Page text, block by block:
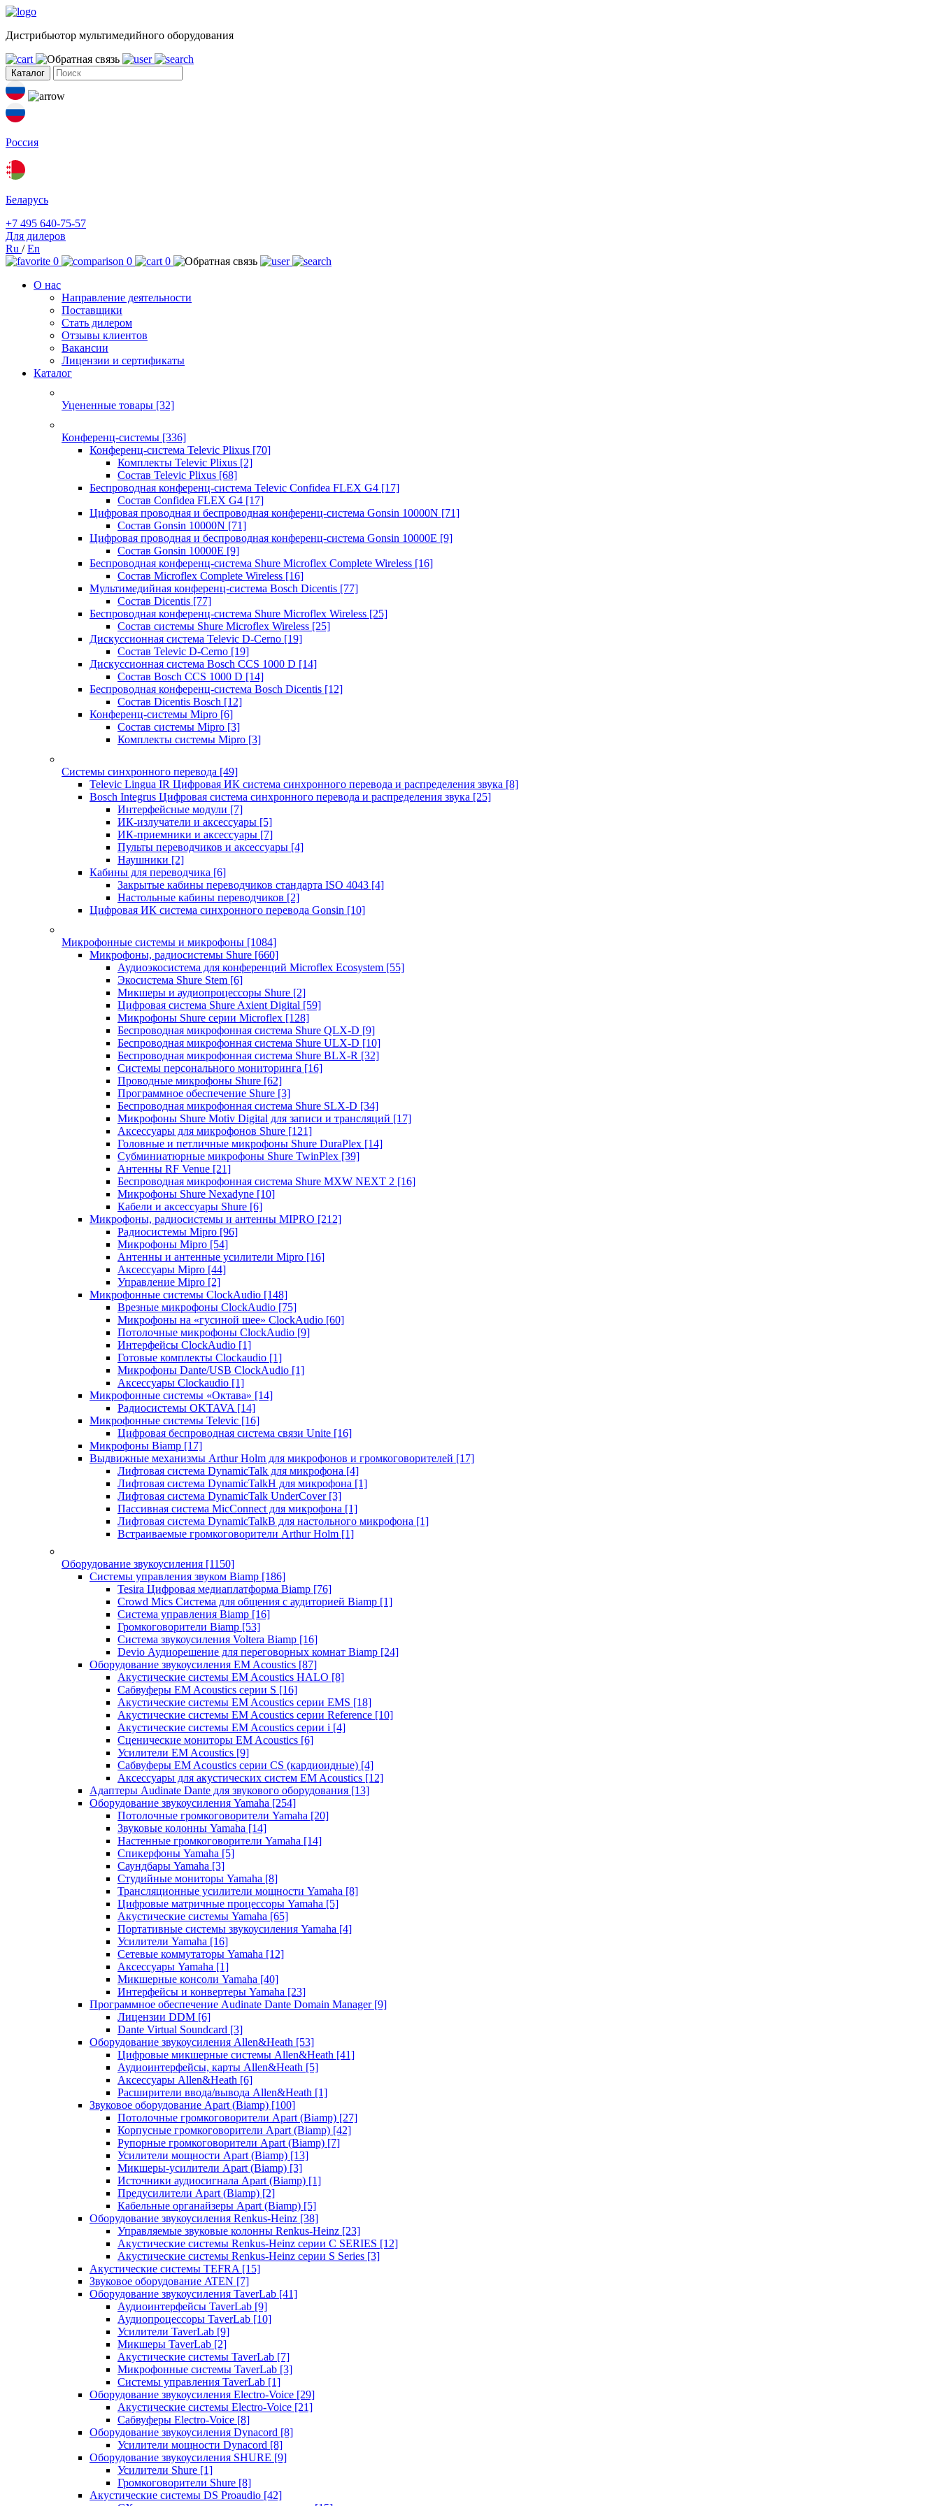
Дистрибьютор мультимедийного оборудования
Каталог
Россия
Беларусь
+7 495 640-75-57
Для дилеров
Ru /En
0
0
0
О нас
Направление деятельности
Поставщики
Стать дилером
Отзывы клиентов
Вакансии
Лицензии и сертификаты
Каталог
Уцененные товары [32]
Конференц-системы [336]
Конференц-система Televic Plixus [70]
Комплекты Televic Plixus [2]
Состав Televic Plixus [68]
Беспроводная конференц-система Televic Confidea FLEX G4 [17]
Состав Confidea FLEX G4 [17]
Цифровая проводная и беспроводная конференц-система Gonsin 10000N [71]
Состав Gonsin 10000N [71]
Цифровая проводная и беспроводная конференц-система Gonsin 10000E [9]
Состав Gonsin 10000E [9]
Беспроводная конференц-система Shure Microflex Complete Wireless [16]
Состав Microflex Complete Wireless [16]
Мультимедийная конференц-система Bosch Dicentis [77]
Состав Dicentis [77]
Беспроводная конференц-система Shure Microflex Wireless [25]
Состав системы Shure Microflex Wireless [25]
Дискуссионная система Televic D-Cerno [19]
Состав Televic D-Cerno [19]
Дискуссионная система Bosch CCS 1000 D [14]
Состав Bosch CCS 1000 D [14]
Беспроводная конференц-система Bosch Dicentis [12]
Состав Dicentis Bosch [12]
Конференц-системы Mipro [6]
Состав системы Mipro [3]
Комплекты системы Mipro [3]
Системы синхронного перевода [49]
Televic Lingua IR Цифровая ИК система синхронного перевода и распределения звука [8]
Bosch Integrus Цифровая система синхронного перевода и распределения звука [25]
Интерфейсные модули [7]
ИК-излучатели и аксессуары [5]
ИК-приемники и аксессуары [7]
Пульты переводчиков и аксессуары [4]
Наушники [2]
Кабины для переводчика [6]
Закрытые кабины переводчиков стандарта ISO 4043 [4]
Настольные кабины переводчиков [2]
Цифровая ИК система синхронного перевода Gonsin [10]
Микрофонные системы и микрофоны [1084]
Микрофоны, радиосистемы Shure [660]
Аудиоэкосистема для конференций Microflex Ecosystem [55]
Экосистема Shure Stem [6]
Микшеры и аудиопроцессоры Shure [2]
Цифровая система Shure Axient Digital [59]
Микрофоны Shure серии Microflex [128]
Беспроводная микрофонная система Shure QLX-D [9]
Беспроводная микрофонная система Shure ULX-D [10]
Беспроводная микрофонная система Shure BLX-R [32]
Системы персонального мониторинга [16]
Проводные микрофоны Shure [62]
Программное обеспечение Shure [3]
Беспроводная микрофонная система Shure SLX-D [34]
Микрофоны Shure Motiv Digital для записи и трансляций [17]
Аксессуары для микрофонов Shure [121]
Головные и петличные микрофоны Shure DuraPlex [14]
Субминиатюрные микрофоны Shure TwinPlex [39]
Антенны RF Venue [21]
Беспроводная микрофонная система Shure MXW NEXT 2 [16]
Микрофоны Shure Nexadyne [10]
Кабели и аксессуары Shure [6]
Микрофоны, радиосистемы и антенны MIPRO [212]
Радиосистемы Mipro [96]
Микрофоны Mipro [54]
Антенны и антенные усилители Mipro [16]
Аксессуары Mipro [44]
Управление Mipro [2]
Микрофонные системы ClockAudio [148]
Врезные микрофоны ClockAudio [75]
Микрофоны на «гусиной шее» ClockAudio [60]
Потолочные микрофоны ClockAudio [9]
Интерфейсы ClockAudio [1]
Готовые комплекты Clockaudio [1]
Микрофоны Dante/USB ClockAudio [1]
Аксессуары Clockaudio [1]
Микрофонные системы «Октава» [14]
Радиосистемы OKTAVA [14]
Микрофонные системы Televic [16]
Цифровая беспроводная система связи Unite [16]
Микрофоны Biamp [17]
Выдвижные механизмы Arthur Holm для микрофонов и громкоговорителей [17]
Лифтовая система DynamicTalk для микрофона [4]
Лифтовая система DynamicTalkH для микрофона [1]
Лифтовая система DynamicTalk UnderCover [3]
Пассивная система MicConnect для микрофона [1]
Лифтовая система DynamicTalkB для настольного микрофона [1]
Встраиваемые громкоговорители Arthur Holm [1]
Оборудование звукоусиления [1150]
Системы управления звуком Biamp [186]
Tesira Цифровая медиаплатформа Biamp [76]
Crowd Mics Система для общения с аудиторией Biamp [1]
Система управления Biamp [16]
Громкоговорители Biamp [53]
Система звукоусиления Voltera Biamp [16]
Devio Аудиорешение для переговорных комнат Biamp [24]
Оборудование звукоусиления EM Acoustics [87]
Акустические системы EM Acoustics HALO [8]
Сабвуферы EM Acoustics серии S [16]
Акустические системы EM Acoustics серии EMS [18]
Акустические системы EM Acoustics серии Reference [10]
Акустические системы EM Acoustics серии i [4]
Сценические мониторы EM Acoustics [6]
Усилители EM Acoustics [9]
Сабвуферы EM Acoustics серии CS (кардиоидные) [4]
Аксессуары для акустических систем EM Acoustics [12]
Адаптеры Audinate Dante для звукового оборудования [13]
Оборудование звукоусиления Yamaha [254]
Потолочные громкоговорители Yamaha [20]
Звуковые колонны Yamaha [14]
Настенные громкоговорители Yamaha [14]
Спикерфоны Yamaha [5]
Саундбары Yamaha [3]
Студийные мониторы Yamaha [8]
Трансляционные усилители мощности Yamaha [8]
Цифровые матричные процессоры Yamaha [5]
Акустические системы Yamaha [65]
Портативные системы звукоусиления Yamaha [4]
Усилители Yamaha [16]
Сетевые коммутаторы Yamaha [12]
Аксессуары Yamaha [1]
Микшерные консоли Yamaha [40]
Интерфейсы и конвертеры Yamaha [23]
Программное обеспечение Audinate Dante Domain Manager [9]
Лицензии DDM [6]
Dante Virtual Soundcard [3]
Оборудование звукоусиления Allen&Heath [53]
Цифровые микшерные системы Allen&Heath [41]
Аудиоинтерфейсы, карты Allen&Heath [5]
Аксессуары Allen&Heath [6]
Расширители ввода/вывода Allen&Heath [1]
Звуковое оборудование Apart (Biamp) [100]
Потолочные громкоговорители Apart (Biamp) [27]
Корпусные громкоговорители Apart (Biamp) [42]
Рупорные громкоговорители Apart (Biamp) [7]
Усилители мощности Apart (Biamp) [13]
Микшеры-усилители Apart (Biamp) [3]
Источники аудиосигнала Apart (Biamp) [1]
Предусилители Apart (Biamp) [2]
Кабельные органайзеры Apart (Biamp) [5]
Оборудование звукоусиления Renkus-Heinz [38]
Управляемые звуковые колонны Renkus-Heinz [23]
Акустические системы Renkus-Heinz серии C SERIES [12]
Акустические системы Renkus-Heinz серии S Series [3]
Акустические системы TEFRA [15]
Звуковое оборудование ATEN [7]
Оборудование звукоусиления TaverLab [41]
Аудиоинтерфейсы TaverLab [9]
Аудиопроцессоры TaverLab [10]
Усилители TaverLab [9]
Микшеры TaverLab [2]
Акустические системы TaverLab [7]
Микрофонные системы TaverLab [3]
Системы управления TaverLab [1]
Оборудование звукоусиления Electro-Voice [29]
Акустические системы Electro-Voice [21]
Сабвуферы Electro-Voice [8]
Оборудование звукоусиления Dynacord [8]
Усилители мощности Dynacord [8]
Оборудование звукоусиления SHURE [9]
Усилители Shure [1]
Громкоговорители Shure [8]
Акустические системы DS Proaudio [42]